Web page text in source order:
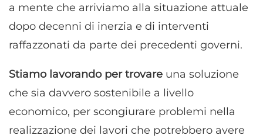
a mente che arriviamo alla situazione attuale
dopo decenni di inerzia e di interventi
raffazzonati da parte dei precedenti governi.
Stiamo lavorando per trovare una soluzione
che sia davvero sostenibile a livello
economico, per scongiurare problemi nella
realizzazione dei lavori che potrebbero avere